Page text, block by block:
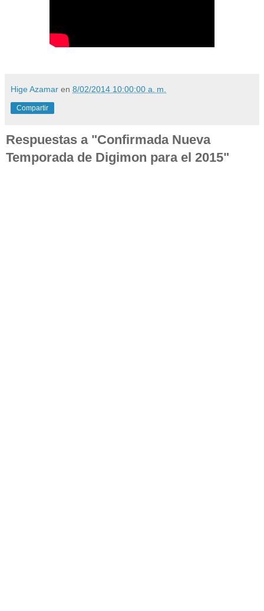
Hige Azamar en 8/02/2014 10:00:00 a. m.
Compartir
Respuestas a "Confirmada Nueva
Temporada de Digimon para el 2015"